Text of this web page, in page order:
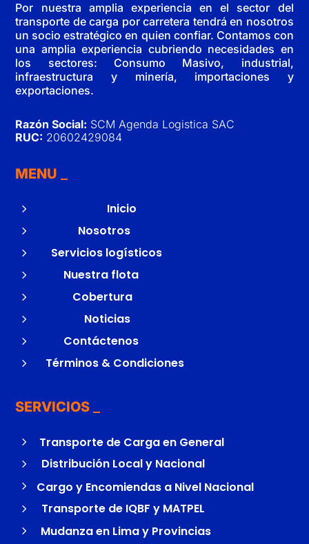
Por nuestra amplia experiencia en el sector del
transporte de carga por carretera tendrá en nosotros
un socio estratégico en quien confiar. Contamos con
una amplia experiencia cubriendo necesidades en
los sectores: Consumo Masivo, industrial,
infraestructura y minería, importaciones y
exportaciones.
Razón Social: SCM Agenda Logistica SAC
RUC: 20602429084
MENU
5 Inicio
5 Nosotros
5 Servicios logísticos
5 Nuestra flota
5 Cobertura
5 Noticias
5 Contáctenos
5 Términos & Condiciones
SERVICIOS
5 Transporte de Carga en General
5 Distribución Local y Nacional
5 Cargo y Encomiendas a Nivel Nacional
5 Transporte de IQBF y MATPEL
5 Mudanza en Lima y Provincias